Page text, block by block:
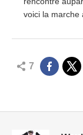
voici la marche
7